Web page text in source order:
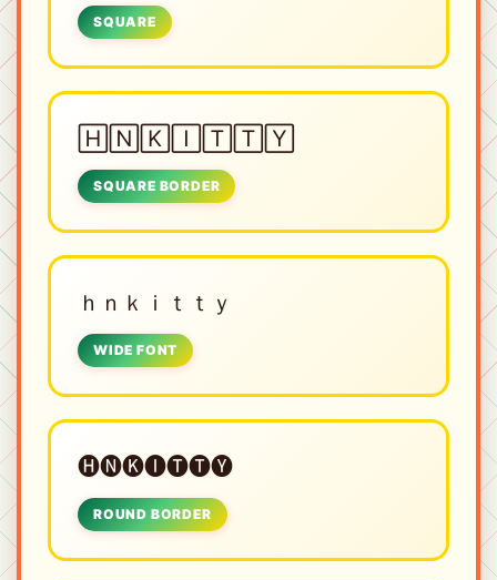
SQUARE
🄷🄽🄺🄸🅃🅃🅈
SQUARE BORDER
ｈｎｋｉｔｔｙ
WIDE FONT
🅗🅝🅚🅘🅣🅣🅨
ROUND BORDER